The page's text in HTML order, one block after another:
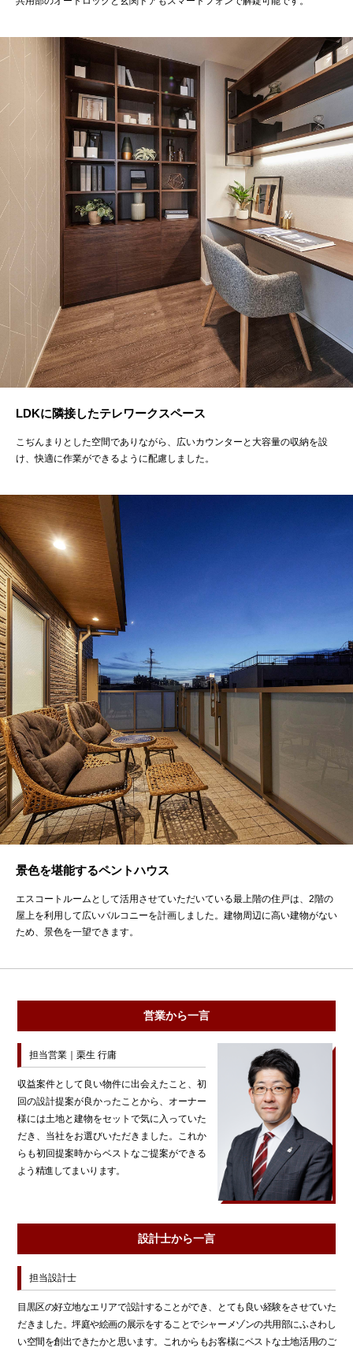
LDKに隣接したテレワークスペース
こぢんまりとした空間でありながら、広いカウンターと大容量の収納を設
け、快適に作業ができるように配慮しました。
景色を堪能するペントハウス
エスコートルームとして活用させていただいている最上階の住戸は、2階の
屋上を利用して広いバルコニーを計画しました。建物周辺に高い建物がない
ため、景色を一望できます。
営業から一言
担当営業｜栗生 行庸
収益案件として良い物件に出会えたこと、初
回の設計提案が良かったことから、オーナー
様には土地と建物をセットで気に入っていた
だき、当社をお選びいただきました。これか
らも初回提案時からベストなご提案ができる
よう精進してまいります。
設計士から一言
担当設計士
目黒区の好立地なエリアで設計することができ、とても良い経験をさせていた
だきました。坪庭や絵画の展示をすることでシャーメゾンの共用部にふさわし
い空間を創出できたかと思います。これからもお客様にベストな土地活用のご